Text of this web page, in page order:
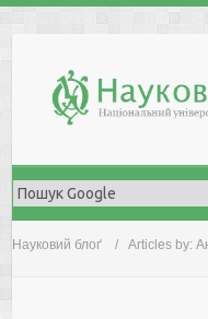
Науковий блоґ Articles by: